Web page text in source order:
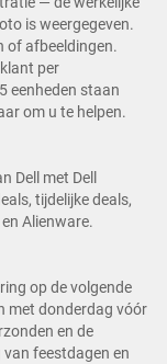
is weergegeven.
of afbeeldingen.
per
eenheden staan
om u te helpen.
Dell met Dell
tijdelijke deals,
Alienware.
op de volgende
met donderdag vóór
en de
feestdagen en